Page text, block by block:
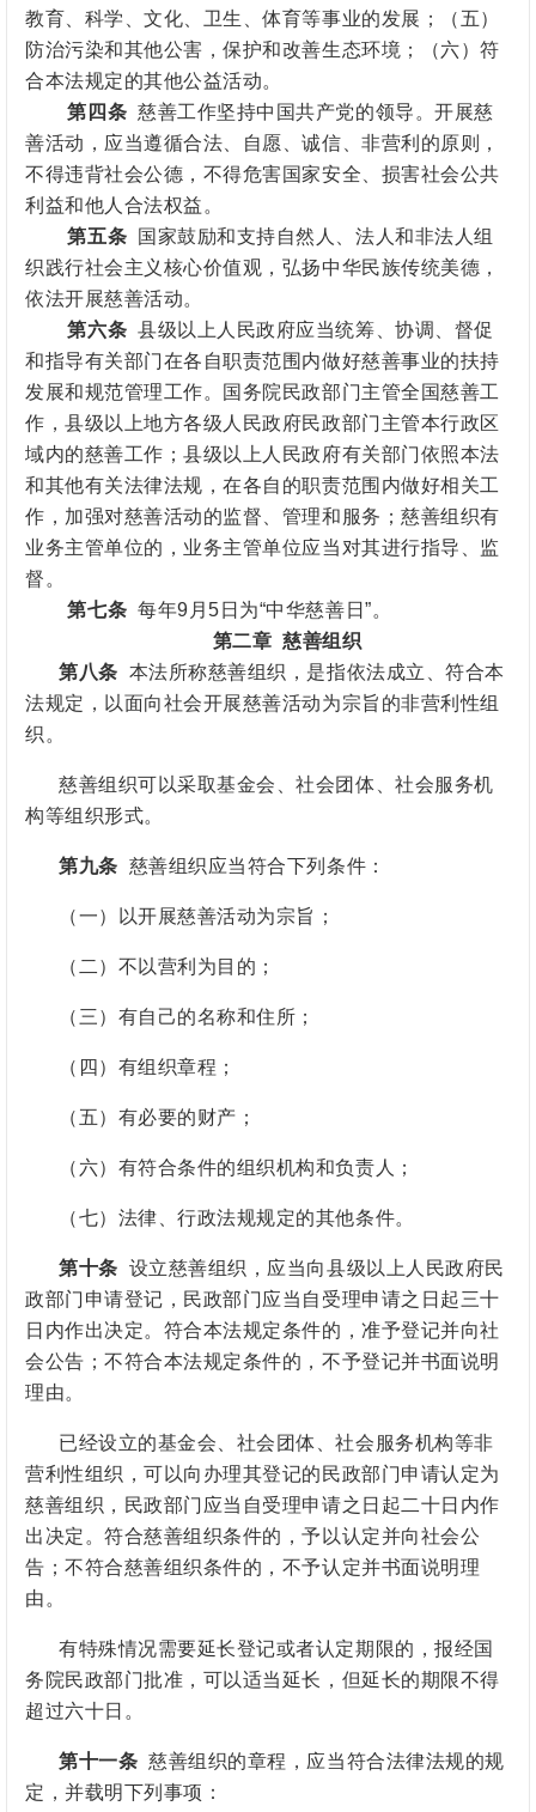
教育、科学、文化、卫生、体育等事业的发展；（五）
防治污染和其他公害，保护和改善生态环境；（六）符
合本法规定的其他公益活动。
第四条 慈善工作坚持中国共产党的领导。开展慈
善活动，应当遵循合法、自愿、诚信、非营利的原则，
不得违背社会公德，不得危害国家安全、损害社会公共
利益和他人合法权益。
第五条 国家鼓励和支持自然人、法人和非法人组
织践行社会主义核心价值观，弘扬中华民族传统美德，
依法开展慈善活动。
第六条 县级以上人民政府应当统筹、协调、督促
和指导有关部门在各自职责范围内做好慈善事业的扶持
发展和规范管理工作。国务院民政部门主管全国慈善工
作，县级以上地方各级人民政府民政部门主管本行政区
域内的慈善工作；县级以上人民政府有关部门依照本法
和其他有关法律法规，在各自的职责范围内做好相关工
作，加强对慈善活动的监督、管理和服务；慈善组织有
业务主管单位的，业务主管单位应当对其进行指导、监
督 。
第七条 每年9月5日为“中华慈善日”。
第二章 慈善组织
第八条 本法所称慈善组织，是指依法成立、符合本
法规定，以面向社会开展慈善活动为宗旨的非营利性组
织。
慈善组织可以采取基金会、社会团体、社会服务机
构等组织形式。
第九条 慈善组织应当符合下列条件：
（一）以开展慈善活动为宗旨；
（二）不以营利为目的；
（三）有自己的名称和住所；
（四）有组织章程；
（五）有必要的财产；
（六）有符合条件的组织机构和负责人；
（七）法律、行政法规规定的其他条件。
第十条 设立慈善组织，应当向县级以上人民政府民
政部门申请登记，民政部门应当自受理申请之日起三十
日内作出决定。符合本法规定条件的，准予登记并向社
会公告；不符合本法规定条件的，不予登记并书面说明
理由。
已经设立的基金会、社会团体、社会服务机构等非
营利性组织，可以向办理其登记的民政部门申请认定为
慈善组织，民政部门应当自受理申请之日起二十日内作
出决定。符合慈善组织条件的，予以认定并向社会公
告；不符合慈善组织条件的，不予认定并书面说明理
由。
有特殊情况需要延长登记或者认定期限的，报经国
务院民政部门批准，可以适当延长，但延长的期限不得
超过六十日。
第十一条 慈善组织的章程，应当符合法律法规的规
定，并载明下列事项：